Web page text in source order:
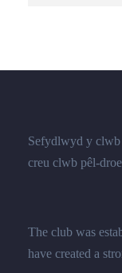
Sefydlwyd y clwb
creu clwb pêl-
The club was
have created a